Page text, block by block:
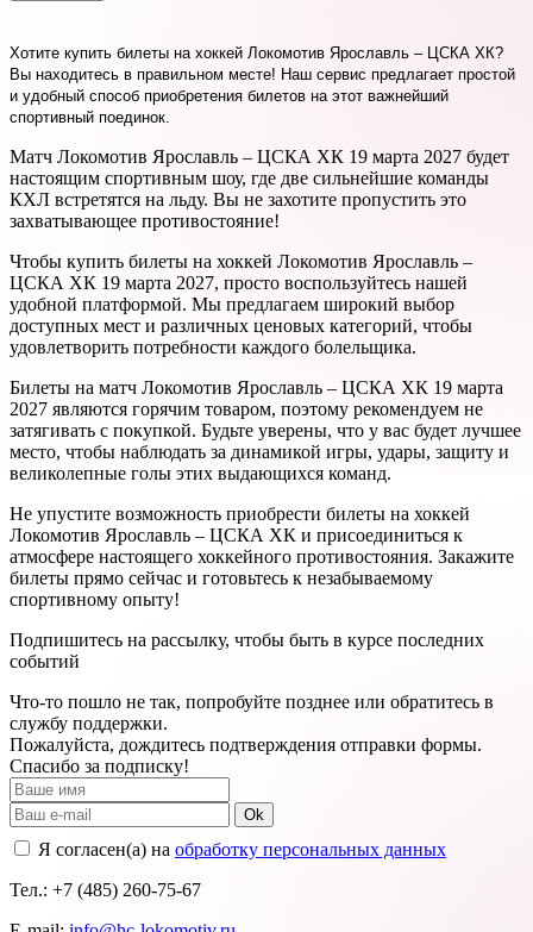
Хотите купить билеты на хоккей Локомотив Ярославль – ЦСКА ХК?
Вы находитесь в правильном месте! Наш сервис предлагает простой
и удобный способ приобретения билетов на этот важнейший
спортивный поединок.
Матч Локомотив Ярославль – ЦСКА ХК 19 марта 2027 будет
настоящим спортивным шоу, где две сильнейшие команды
КХЛ встретятся на льду. Вы не захотите пропустить это
захватывающее противостояние!
Чтобы купить билеты на хоккей Локомотив Ярославль –
ЦСКА ХК 19 марта 2027, просто воспользуйтесь нашей
удобной платформой. Мы предлагаем широкий выбор
доступных мест и различных ценовых категорий, чтобы
удовлетворить потребности каждого болельщика.
Билеты на матч Локомотив Ярославль – ЦСКА ХК 19 марта
2027 являются горячим товаром, поэтому рекомендуем не
затягивать с покупкой. Будьте уверены, что у вас будет лучшее
место, чтобы наблюдать за динамикой игры, удары, защиту и
великолепные голы этих выдающихся команд.
Не упустите возможность приобрести билеты на хоккей
Локомотив Ярославль – ЦСКА ХК и присоединиться к
атмосфере настоящего хоккейного противостояния. Закажите
билеты прямо сейчас и готовьтесь к незабываемому
спортивному опыту!
Подпишитесь на рассылку, чтобы быть в курсе последних
событий
Что-то пошло не так, попробуйте позднее или обратитесь в
службу поддержки.
Пожалуйста, дождитесь подтверждения отправки формы.
Спасибо за подписку!
Ok
Я согласен(а) на обработку персональных данных
Тел.: +7 (485) 260-75-67